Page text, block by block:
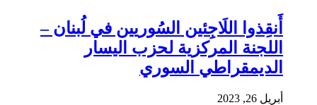
أَنقِذوا اللَاجِئين السُوريين في لُبنان –
اللجنة المركزية لحزب اليسار
الديمقراطي السوري
أبريل 26, 2023